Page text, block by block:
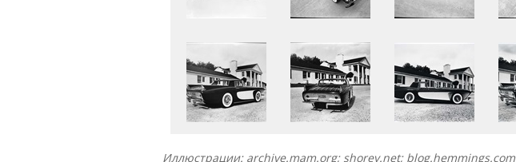
Иллюстрации: archive.mam.org; shorey.net; blog.hemmings.com